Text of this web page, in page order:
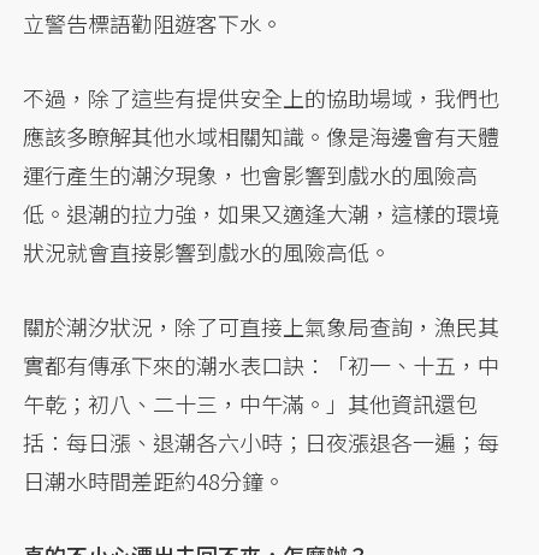
立警告標語勸阻遊客下水。
不過，除了這些有提供安全上的協助場域，我們也
應該多瞭解其他水域相關知識。像是海邊會有天體
運行產生的潮汐現象，也會影響到戲水的風險高
低。退潮的拉力強，如果又適逢大潮，這樣的環境
狀況就會直接影響到戲水的風險高低。
關於潮汐狀況，除了可直接上氣象局查詢，漁民其
實都有傳承下來的潮水表口訣：「初一、十五，中
午乾；初八、二十三，中午滿。」其他資訊還包
括：每日漲、退潮各六小時；日夜漲退各一遍；每
日潮水時間差距約48分鐘。